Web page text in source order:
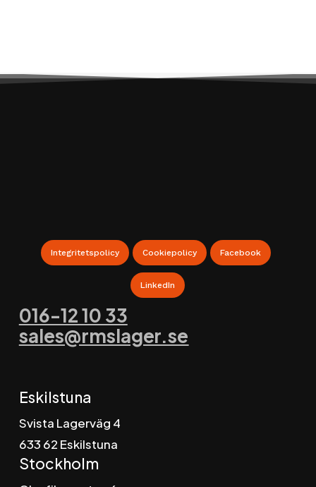
Webbshop för Lagerinredningar
Integritetspolicy Cookiepolicy Facebook
LinkedIn
016-12 10 33
sales@rmslager.se
Eskilstuna
Svista Lagerväg 4
633 62 Eskilstuna
Stockholm